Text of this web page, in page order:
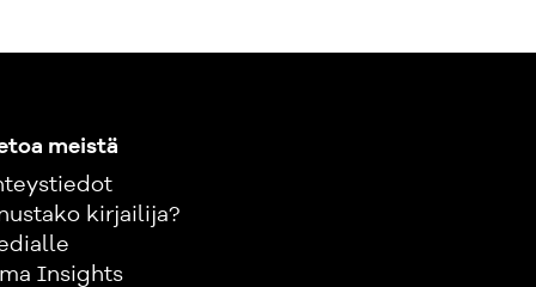
meistä
kirjailija?
Insights